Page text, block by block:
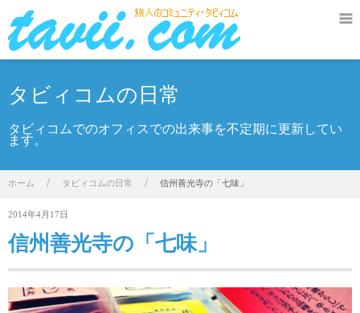
タビィコムの日常
タビィコムでのオフィスでの出来事を不定期に更新してい
ます。
ホーム / タビィコムの日常 / 信州善光寺の「七味」
2014年4月17日
信州善光寺の「七味」